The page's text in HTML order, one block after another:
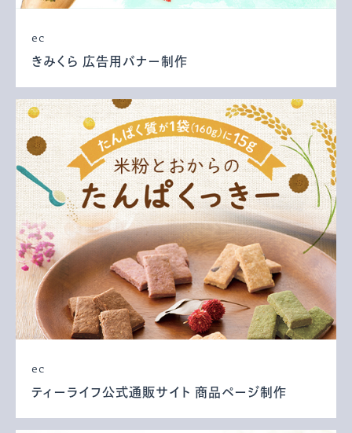
ec
きみくら 広告用バナー制作
ec
ティーライフ公式通販サイト 商品ページ制作